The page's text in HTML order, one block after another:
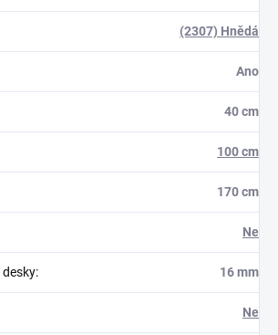
(2307) Hnědá
Ano
40 cm
100 cm
170 cm
Ne
: 16 mm
Ne